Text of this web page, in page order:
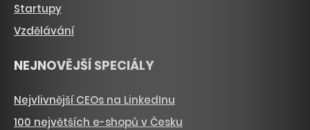
Startupy
Vzdělávání
NEJNOVĚJŠÍ SPECIÁLY
Nejvlivnější CEOs na LinkedInu
100 největších e-shopů v Česku